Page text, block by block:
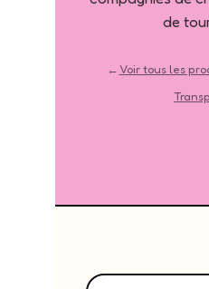
de
← Voir tous les